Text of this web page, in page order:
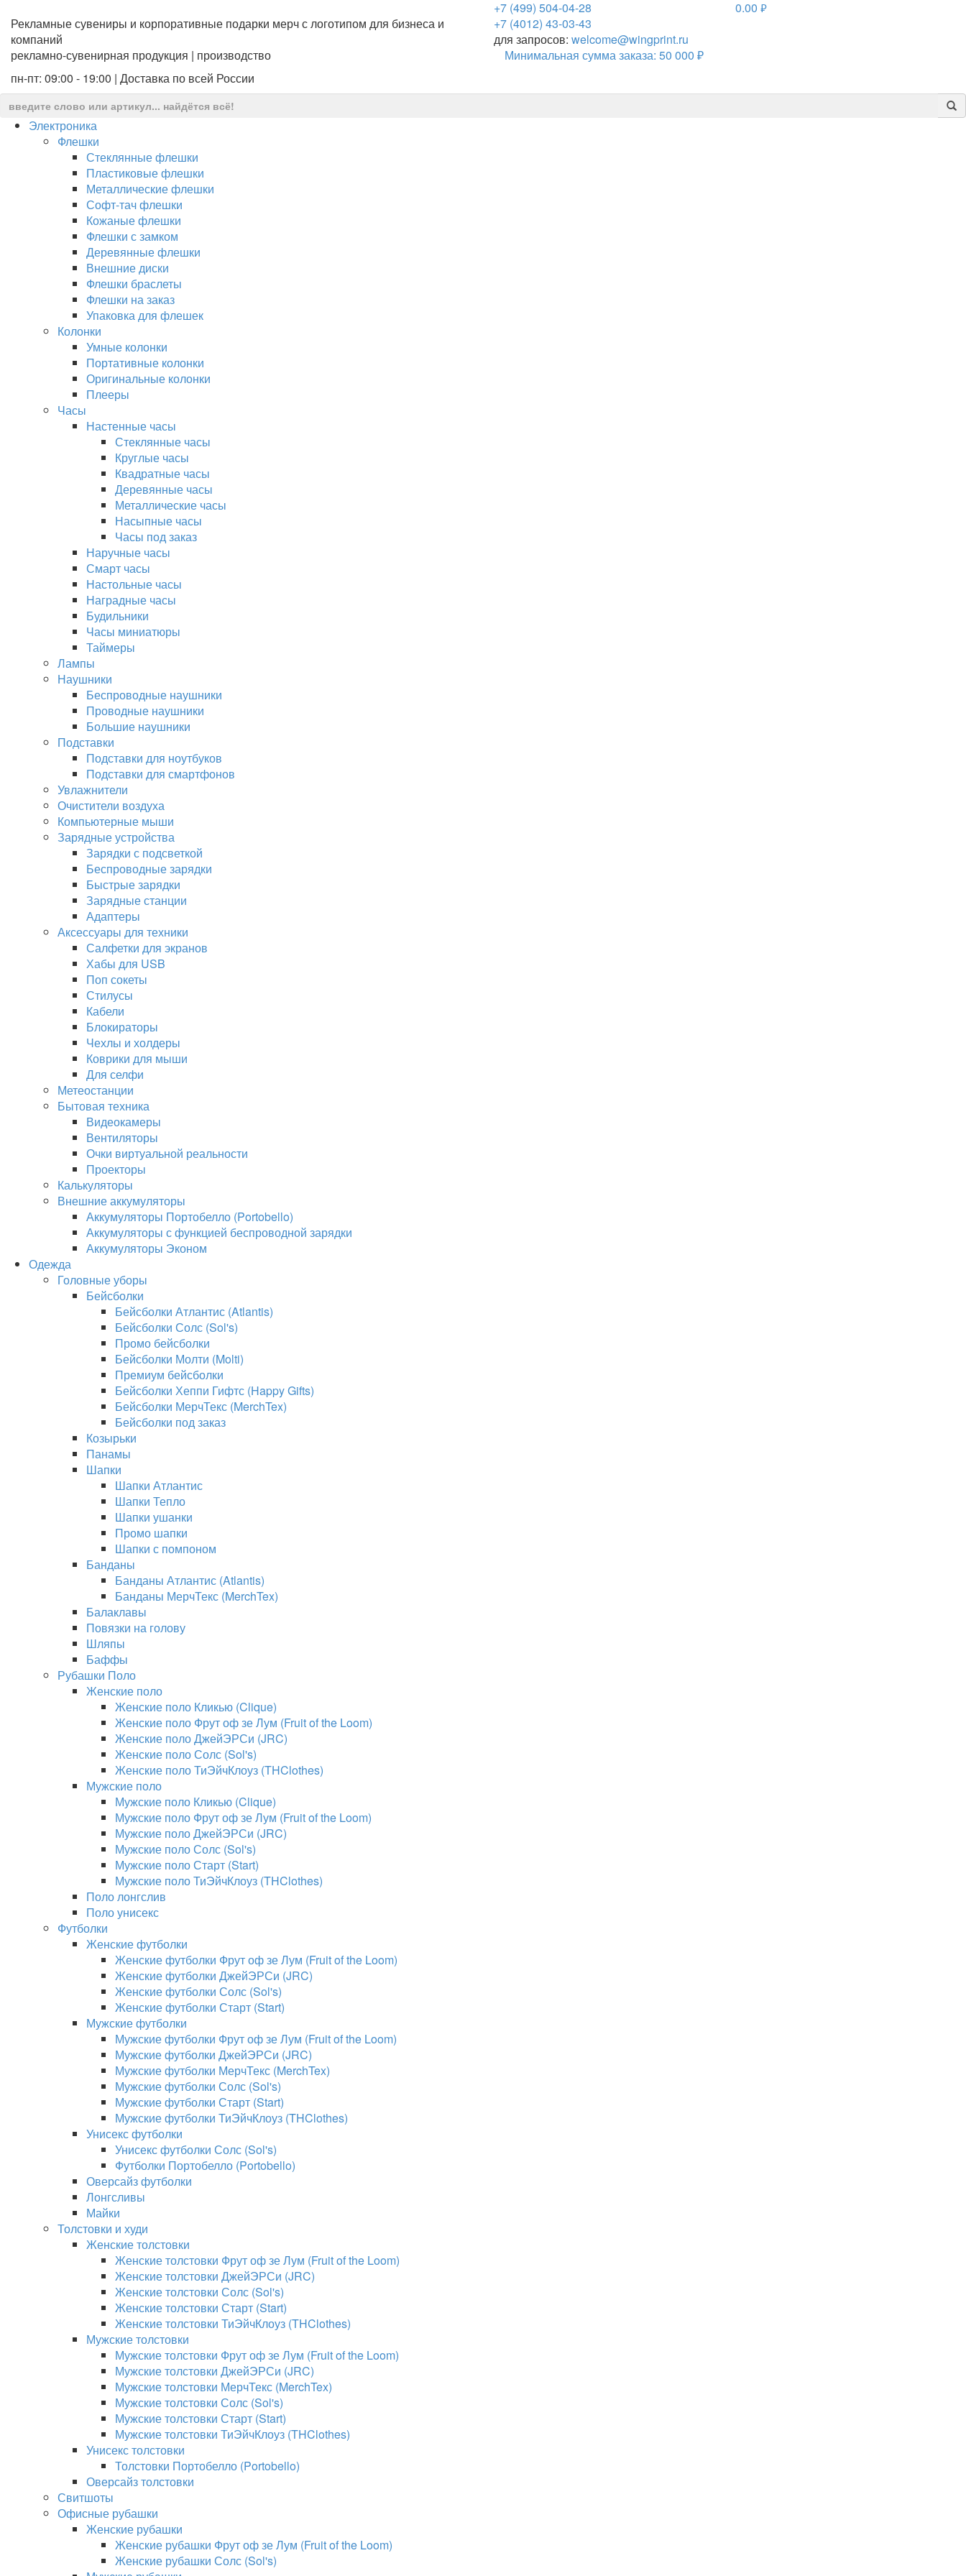
Рекламные сувениры и корпоративные подарки мерч с логотипом для бизнеса и
компаний
рекламно-сувенирная продукция | производство
пн-пт: 09:00 - 19:00 | Доставка по всей России
+7 (499) 504-04-28
+7 (4012) 43-03-43
для запросов: welcome@wingprint.ru
Минимальная сумма заказа: 50 000 ₽
0.00 руб.
Электроника
Флешки
Стеклянные флешки
Пластиковые флешки
Металлические флешки
Софт-тач флешки
Кожаные флешки
Флешки с замком
Деревянные флешки
Внешние диски
Флешки браслеты
Флешки на заказ
Упаковка для флешек
Колонки
Умные колонки
Портативные колонки
Оригинальные колонки
Плееры
Часы
Настенные часы
Стеклянные часы
Круглые часы
Квадратные часы
Деревянные часы
Металлические часы
Насыпные часы
Часы под заказ
Наручные часы
Смарт часы
Настольные часы
Наградные часы
Будильники
Часы миниатюры
Таймеры
Лампы
Наушники
Беспроводные наушники
Проводные наушники
Большие наушники
Подставки
Подставки для ноутбуков
Подставки для смартфонов
Увлажнители
Очистители воздуха
Компьютерные мыши
Зарядные устройства
Зарядки с подсветкой
Беспроводные зарядки
Быстрые зарядки
Зарядные станции
Адаптеры
Аксессуары для техники
Салфетки для экранов
Хабы для USB
Поп сокеты
Стилусы
Кабели
Блокираторы
Чехлы и холдеры
Коврики для мыши
Для селфи
Метеостанции
Бытовая техника
Видеокамеры
Вентиляторы
Очки виртуальной реальности
Проекторы
Калькуляторы
Внешние аккумуляторы
Аккумуляторы Портобелло (Portobello)
Аккумуляторы с функцией беспроводной зарядки
Аккумуляторы Эконом
Одежда
Головные уборы
Бейсболки
Бейсболки Атлантис (Atlantis)
Бейсболки Солс (Sol's)
Промо бейсболки
Бейсболки Молти (Molti)
Премиум бейсболки
Бейсболки Хеппи Гифтс (Happy Gifts)
Бейсболки МерчТекс (MerchTex)
Бейсболки под заказ
Козырьки
Панамы
Шапки
Шапки Атлантис
Шапки Тепло
Шапки ушанки
Промо шапки
Шапки с помпоном
Банданы
Банданы Атлантис (Atlantis)
Банданы МерчТекс (MerchTex)
Балаклавы
Повязки на голову
Шляпы
Баффы
Рубашки Поло
Женские поло
Женские поло Кликью (Clique)
Женские поло Фрут оф зе Лум (Fruit of the Loom)
Женские поло ДжейЭРСи (JRC)
Женские поло Солс (Sol's)
Женские поло ТиЭйчКлоуз (THClothes)
Мужские поло
Мужские поло Кликью (Clique)
Мужские поло Фрут оф зе Лум (Fruit of the Loom)
Мужские поло ДжейЭРСи (JRC)
Мужские поло Солс (Sol's)
Мужские поло Старт (Start)
Мужские поло ТиЭйчКлоуз (THClothes)
Поло лонгслив
Поло унисекс
Футболки
Женские футболки
Женские футболки Фрут оф зе Лум (Fruit of the Loom)
Женские футболки ДжейЭРСи (JRC)
Женские футболки Солс (Sol's)
Женские футболки Старт (Start)
Мужские футболки
Мужские футболки Фрут оф зе Лум (Fruit of the Loom)
Мужские футболки ДжейЭРСи (JRC)
Мужские футболки МерчТекс (MerchTex)
Мужские футболки Солс (Sol's)
Мужские футболки Старт (Start)
Мужские футболки ТиЭйчКлоуз (THClothes)
Унисекс футболки
Унисекс футболки Солс (Sol's)
Футболки Портобелло (Portobello)
Оверсайз футболки
Лонгсливы
Майки
Толстовки и худи
Женские толстовки
Женские толстовки Фрут оф зе Лум (Fruit of the Loom)
Женские толстовки ДжейЭРСи (JRC)
Женские толстовки Солс (Sol's)
Женские толстовки Старт (Start)
Женские толстовки ТиЭйчКлоуз (THClothes)
Мужские толстовки
Мужские толстовки Фрут оф зе Лум (Fruit of the Loom)
Мужские толстовки ДжейЭРСи (JRC)
Мужские толстовки МерчТекс (MerchTex)
Мужские толстовки Солс (Sol's)
Мужские толстовки Старт (Start)
Мужские толстовки ТиЭйчКлоуз (THClothes)
Унисекс толстовки
Толстовки Портобелло (Portobello)
Оверсайз толстовки
Свитшоты
Офисные рубашки
Женские рубашки
Женские рубашки Фрут оф зе Лум (Fruit of the Loom)
Женские рубашки Солс (Sol's)